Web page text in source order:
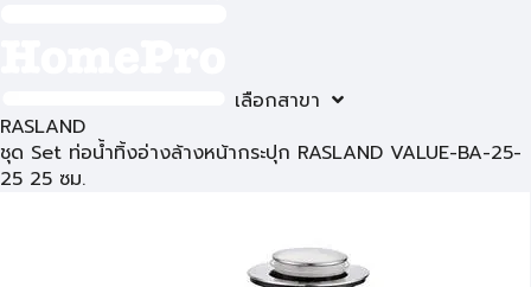
เลือกสาขา
RASLAND
ชุด Set ท่อน้ำทิ้งอ่างล้างหน้ากระปุก RASLAND VALUE-BA-25-
25 25 ซม.